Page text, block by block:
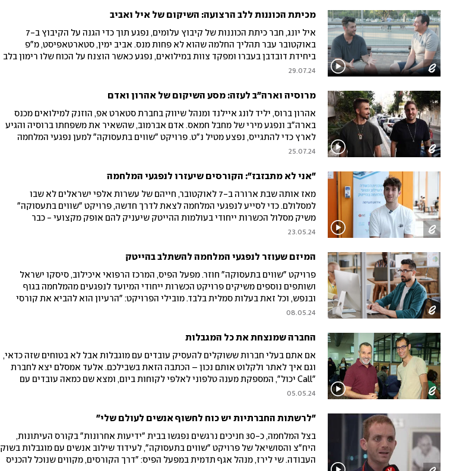
הכלים המאפשרים השתתפות מכל מקום?
מכיתת הכוננות ללב הרצועה: השיקום של איל ואביב
איל יונג, חבר כיתת הכוננות של קיבוץ עלומים, נפגע תוך כדי הגנה על הקיבוץ ב-7
באוקטובר עבר תהליך החלמה שהוא לא פחות מנס. אביב ימין, סטארטאפיסט, מ"פ
ביחידת דובדבן בעברו ומפקד צוות במילואים, נפגע כאשר הוצנח על הכוח שלו רימון בלב
רצועת עזה. פרויקט "שווים בתעסוקה” למען נפגעי המלחמה הפגיש בין השניים, לשיחה
29.07.24
מרוסיה וארה"ב לעזה: מסע השיקום של אהרון ואדם
אהרון ברוס, יליד לונג איילנד ומנהל שיווק בחברת סטארט אפ, הוזנק למילואים מכנס
בארה"ב ונפגע מירי של מחבל חמאס. אדם אברמוב, שהשאיר את משפחתו ברוסיה והגיע
לארץ כדי להתגייס, נפצע מטיל נ"ט. פרויקט "שווים בתעסוקה" למען נפגעי המלחמה
הפגיש בין שני החיילים הבודדים שהקדישו את חייהם לישראל, שנמצאים בשלבים שונים
לעתיד
25.07.24
"אני לא מתבזבז": הקורסים שיעזרו לנפגעי המלחמה
מאז אותה שבת ארורה ב-7 לאוקטובר, חייהם של עשרות אלפי ישראלים לא שבו
למסלולם. כדי לסייע לנפגעי המלחמה לצאת לדרך חדשה, פרויקט "שווים בתעסוקה"
משיק מסלול הכשרות ייחודי בעולמות ההייטק שיעניק להם אופק מקצועי - כבר
מהשיקום. בין המשתתפים יהיה מנדי, שניצל מהטבח במסיבת הנובה: "ברגע שאני יוצא
23.05.24
המיזם שעוזר לנפגעי המלחמה להשתלב בהייטק
פרויקט "שווים בתעסוקה" חוזר. מפעל הפיס, המרכז הרפואי איכילוב, סיסקו ישראל
ושותפים נוספים משיקים פרויקט הכשרות ייחודי המיועד לנפגעים מהמלחמה בגוף
ובנפש, וכל זאת בעלות סמלית בלבד. מובילי הפרויקט: "הרעיון הוא להביא את קורסי
ההייטק אל המשתקמים במרכזי השיקום עצמם". מעוניינים להשתתף? כל הפרטים וטופס
08.05.24
החברה שמנצחת את כל המגבלות
אם אתם בעלי חברות ששוקלים להעסיק עובדים עם מוגבלות אבל לא בטוחים שזה כדאי,
וגם איך לאתר ולקלוט אותם נכון – הכתבה הזאת בשבילכם. אלעד אמסלם יצא לחברת
"Call יכול", המספקת מענה טלפוני לאלפי לקוחות ביום, ומצא שם כמאה עובדים עם
מוגבלויות שונות, גופניות ונפשיות, שנותנים תפוקה זהה לחברות אחרות. הבעלים, ד"ר
05.05.24
"לרשתות החברתיות יש כוח לחשוף אנשים לעולם שלי"
בצל המלחמה, כ-30 חניכים נרגשים נפגשו בבית "ידיעות אחרונות" בקורס העיתונות,
היח"צ והסושיאל של פרויקט "שווים בתעסוקה", לעידוד שילוב אנשים עם מוגבלות בשוק
העבודה. שי לירז, מנהל אגף תדמית במפעל הפיס: "דרך הקורסים, מקווים שנוכל להכניס